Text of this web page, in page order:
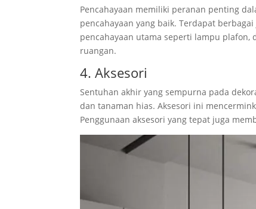
Pencahayaan memiliki peranan penting
pencahayaan yang baik. Terdapat
pencahayaan utama seperti lampu
ruangan.
4. Aksesori
Sentuhan akhir yang sempurna pada
dan tanaman hias. Aksesori ini
Penggunaan aksesori yang tepat juga